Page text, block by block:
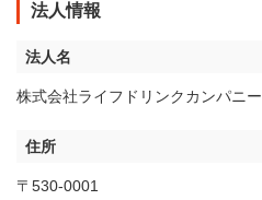
法人情報
法人名
株式会社ライフドリンクカンパニー
住所
〒530-0001